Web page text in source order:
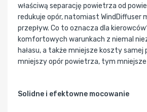
właściwą separację powietrza od
redukuje opór, natomiast WindDiffuser
przepływ. Co to oznacza dla
komfortowych warunkach z niemal
hałasu, a także mniejsze koszty samej
mniejszy opór powietrza, tym mniejsze
Solidne i efektowne mocowanie